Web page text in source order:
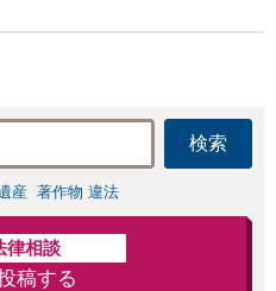
検索
産 著作物 違法
律相談
稿する